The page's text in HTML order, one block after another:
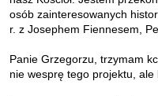
osób zainteresowanych
r. z Josephem Fiennesem,
Panie Grzegorzu, trzymam
nie wesprę tego projektu,